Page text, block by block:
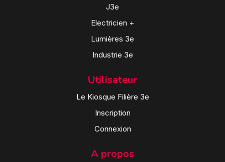
J3e
Electricien +
Lumières 3e
Industrie 3e
Utilisateur
Le Kiosque Filière 3e
Inscription
Connexion
A propos